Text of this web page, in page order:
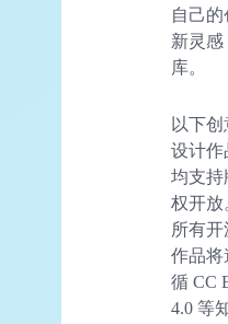
自己的
新灵感
库。
以下创
设计作
均支持
权开放
所有开
作品将
循 CC
4.0 等